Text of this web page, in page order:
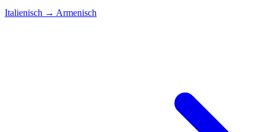
Italienisch → Armenisch